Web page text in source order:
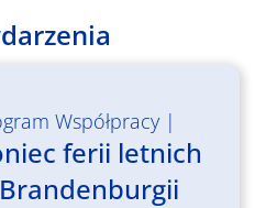
Współpracy|
ferii letnich